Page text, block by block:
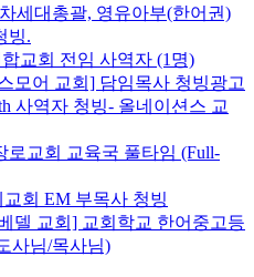
세대총괄, 영유아부(한어권)
빙.
교회 전임 사역자 (1명)
모어 교회] 담임목사 청빙광고
사역자 청빙- 올네이션스 교
로교회 교육국 풀타임 (Full-
회 EM 부목사 청빙
델 교회] 교회학교 한어중고등
사님/목사님)